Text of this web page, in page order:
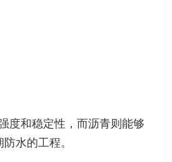
度和稳定性，而沥青则能够
水的工程。